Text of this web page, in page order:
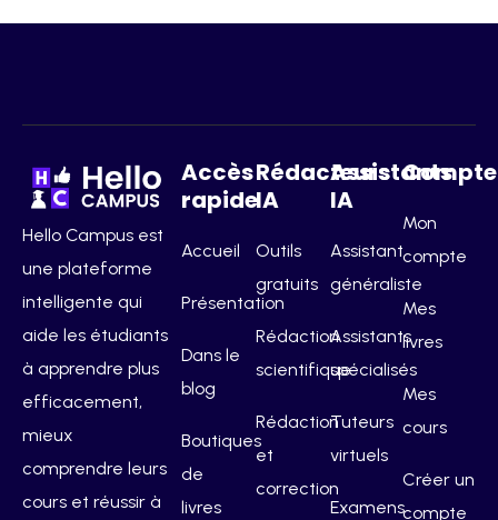
Hello Campus est
une plateforme
intelligente qui
aide les étudiants
à apprendre plus
efficacement,
mieux
comprendre leurs
cours et réussir à
Accès
rapide
Accueil
Présentation
Dans le
blog
Boutiques
de
livres
Rédacteurs
IA
Outils
gratuits
Rédaction
scientifique
Rédaction
et
correction
Assistants
IA
Assistant
généraliste
Assistants
spécialisés
Tuteurs
virtuels
Examens
Compte
Mon
compte
Mes
livres
Mes
cours
Créer un
compte